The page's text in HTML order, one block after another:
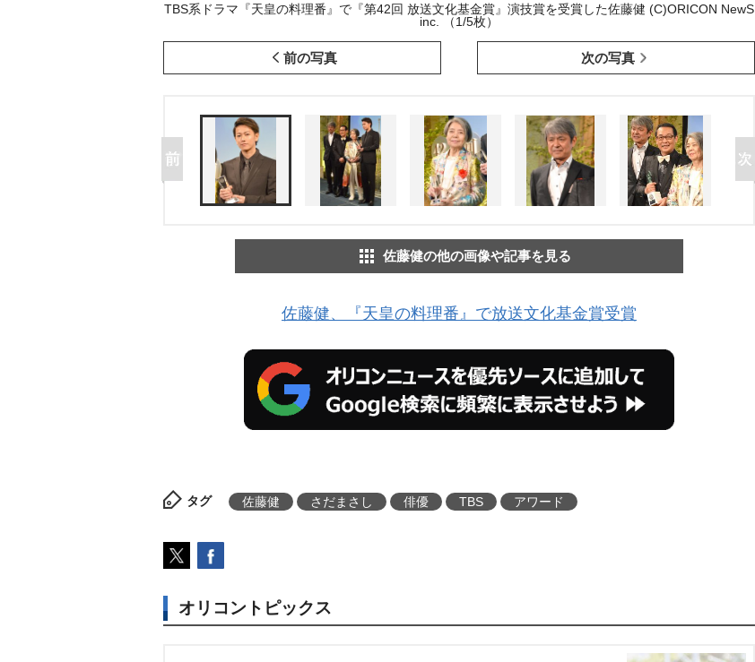
TBS系ドラマ『天皇の料理番』で『第42回 放送文化基金賞』演技賞を受賞した佐藤健 (C)ORICON NewS
inc. （1/5枚）
前の写真 次の写真
佐藤健の他の画像や記事を見る
佐藤健、『天皇の料理番』で放送文化基金賞受賞
タグ 佐藤健 さだまさし 俳優 TBS アワード
オリコントピックス